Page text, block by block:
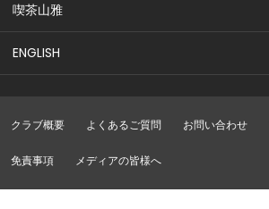
喫茶山雅
ENGLISH
クラブ概要 よくあるご質問 お問い合わせ
免責事項 メディアの皆様へ